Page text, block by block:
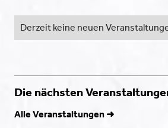
Derzeit keine neuen
Die nächsten
Alle Veranstaltungen ➜